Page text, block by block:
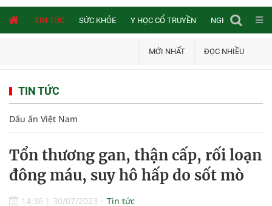
TIN TỨC SỨC KHỎE Y HỌC CỔ TRUYỀN NGHIÊN CỨU
MỚI NHẤT ĐỌC NHIỀU
TIN TỨC
Dấu ấn Việt Nam
Tổn thương gan, thận cấp, rối loạn
đông máu, suy hô hấp do sốt mò
14:36 | 30/07/2023 Tin tức